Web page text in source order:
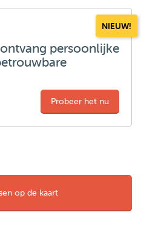
NIEUW!
persoonlijke
Probeer het nu
op de kaart